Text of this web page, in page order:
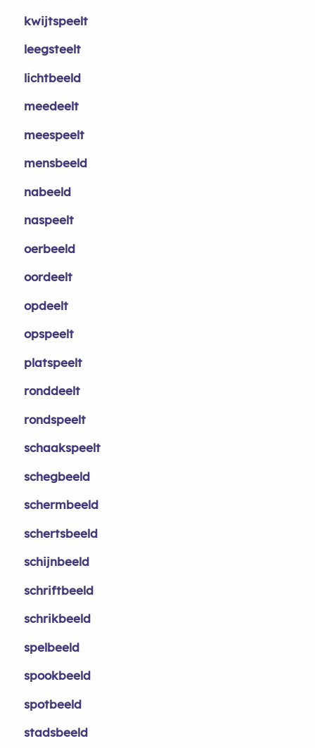
kwijtspeelt
leegsteelt
lichtbeeld
meedeelt
meespeelt
mensbeeld
nabeeld
naspeelt
oerbeeld
oordeelt
opdeelt
opspeelt
platspeelt
ronddeelt
rondspeelt
schaakspeelt
schegbeeld
schermbeeld
schertsbeeld
schijnbeeld
schriftbeeld
schrikbeeld
spelbeeld
spookbeeld
spotbeeld
stadsbeeld